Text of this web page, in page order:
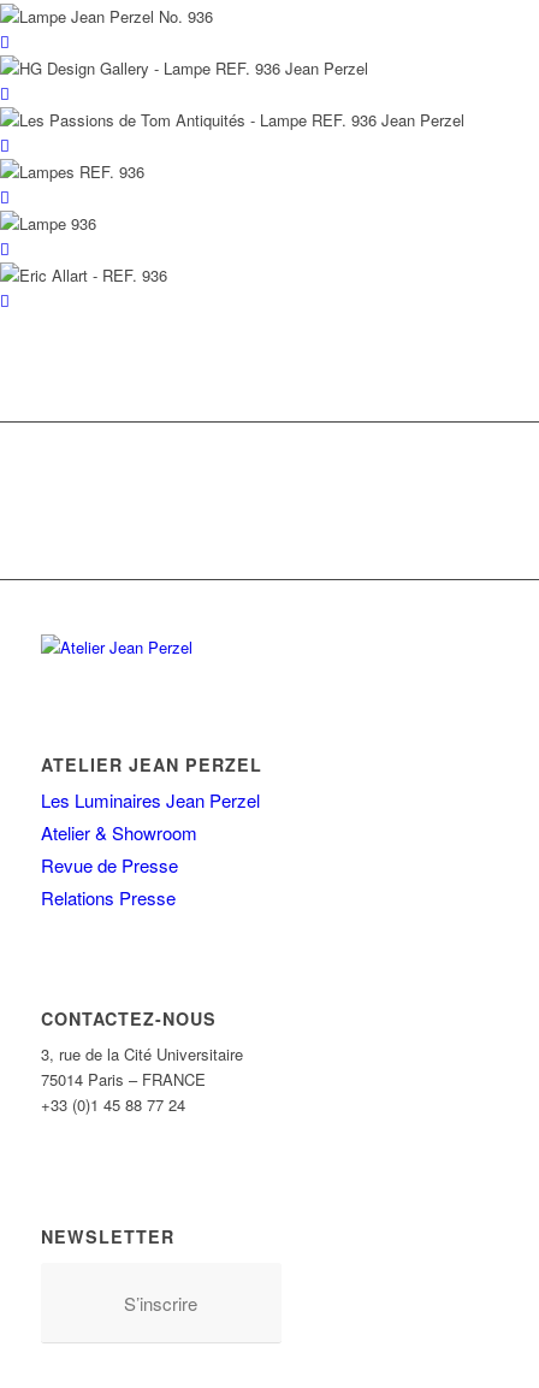
ATELIER JEAN PERZEL
Les Luminaires Jean Perzel
Atelier & Showroom
Revue de Presse
Relations Presse
CONTACTEZ-NOUS
3, rue de la Cité Universitaire
75014 Paris – FRANCE
+33 (0)1 45 88 77 24
NEWSLETTER
S’inscrire